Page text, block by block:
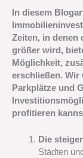
In diesem
Zeiten, in denen
größer wird,
Möglichkeit,
erschließen. Wir
Parkplätze und
profitieren
Die
Städten